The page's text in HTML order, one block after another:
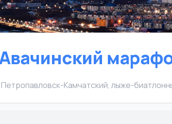
Петропавловск-Камчатский, лыже-